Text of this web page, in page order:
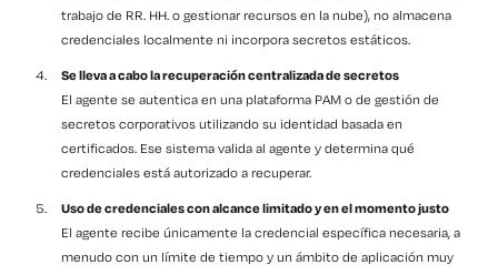
trabajo de RR. HH. o gestionar recursos en la nube), no almacena
credenciales localmente ni incorpora secretos estáticos.
Se lleva a cabo la recuperación centralizada de secretos
El agente se autentica en una plataforma PAM o de gestión de
secretos corporativos utilizando su identidad basada en
certificados. Ese sistema valida al agente y determina qué
credenciales está autorizado a recuperar.
Uso de credenciales con alcance limitado y en el momento justo
El agente recibe únicamente la credencial específica necesaria, a
menudo con un límite de tiempo y un ámbito de aplicación muy